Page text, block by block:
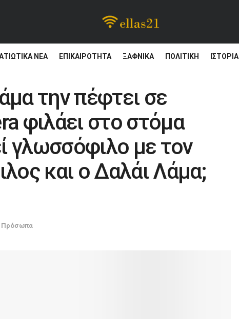
ΝΈΑ ΕΠΙΚΑΙΡΌΤΗΤΑ ΞΑΦΝΙΚΑ ΠΟΛΙΤΙΚΗ ΙΣΤΟΡΊΑ
την πέφτει σε
φιλάει στο στόμα
γλωσσόφιλο με τον
και ο Δαλάι Λάμα;
Πρόσωπα